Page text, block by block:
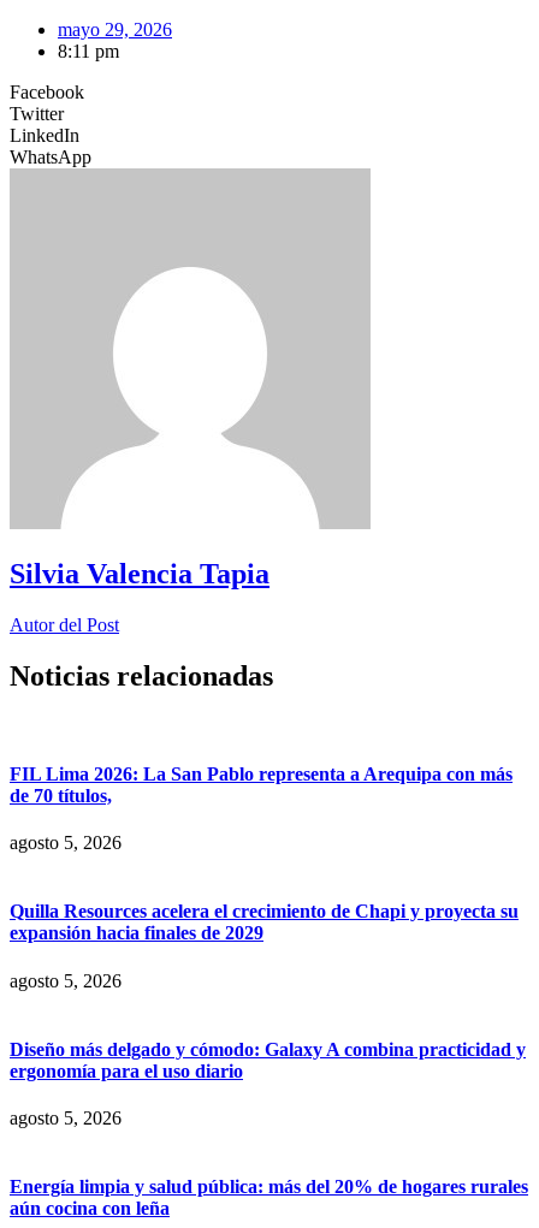
mayo 29, 2026
8:11 pm
Facebook
Twitter
LinkedIn
WhatsApp
Silvia Valencia Tapia
Autor del Post
Noticias relacionadas
FIL Lima 2026: La San Pablo representa a Arequipa con más
de 70 títulos,
agosto 5, 2026
Quilla Resources acelera el crecimiento de Chapi y proyecta su
expansión hacia finales de 2029
agosto 5, 2026
Diseño más delgado y cómodo: Galaxy A combina practicidad y
ergonomía para el uso diario
agosto 5, 2026
Energía limpia y salud pública: más del 20% de hogares rurales
aún cocina con leña